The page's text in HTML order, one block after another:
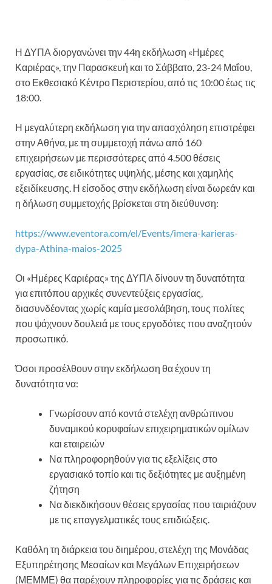
Η ΔΥΠΑ διοργανώνει την 44η εκδήλωση «Ημέρες
Καριέρας», την Παρασκευή και το Σάββατο, 23-24 Μαΐου,
στο Εκθεσιακό Κέντρο Περιστερίου, από τις 10:00 έως τις
18:00.
Η μεγαλύτερη εκδήλωση για την απασχόληση επιστρέφει
στην Αθήνα, με τη συμμετοχή πάνω από 160
επιχειρήσεων με περισσότερες από 4.500 θέσεις
εργασίας, σε ειδικότητες υψηλής, μέσης και χαμηλής
εξειδίκευσης. Η είσοδος στην εκδήλωση είναι δωρεάν και
η δήλωση συμμετοχής βρίσκεται στη διεύθυνση:
https://www.eventora.com/el/Events/imera-karieras-
dypa-Athina-maios-2025
Οι «Ημέρες Καριέρας» της ΔΥΠΑ δίνουν τη δυνατότητα
για επιτόπου αρχικές συνεντεύξεις εργασίας,
διασυνδέοντας χωρίς καμία μεσολάβηση, τους πολίτες
που ψάχνουν δουλειά με τους εργοδότες που αναζητούν
προσωπικό.
Όσοι προσέλθουν στην εκδήλωση θα έχουν τη
δυνατότητα να:
Γνωρίσουν από κοντά στελέχη ανθρώπινου
δυναμικού κορυφαίων επιχειρηματικών ομίλων
και εταιρειών
Να πληροφορηθούν για τις εξελίξεις στο
εργασιακό τοπίο και τις δεξιότητες με αυξημένη
ζήτηση
Να διεκδικήσουν θέσεις εργασίας που ταιριάζουν
με τις επαγγελματικές τους επιδιώξεις.
Καθόλη τη διάρκεια του διημέρου, στελέχη της Μονάδας
Εξυπηρέτησης Μεσαίων και Μεγάλων Επιχειρήσεων
(ΜΕΜΜΕ) θα παρέχουν πληροφορίες για τις δράσεις και